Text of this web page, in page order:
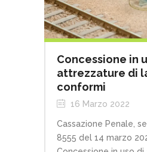
Concessione in
attrezzature di
conformi
16 Marzo 2022
Cassazione Penale,
8555 del 14 marzo